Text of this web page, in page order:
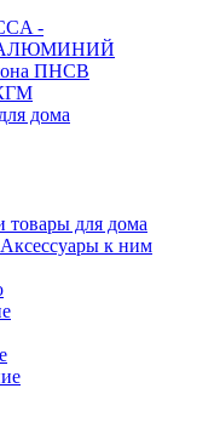
-
АЛЮМИНИЙ
ПНСВ
дома
товары для дома
к ним